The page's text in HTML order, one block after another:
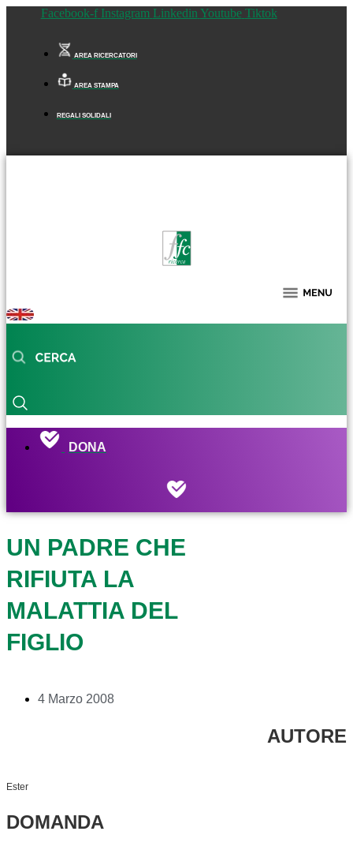
Facebook-f Instagram Linkedin Youtube Tiktok
AREA RICERCATORI
AREA STAMPA
REGALI SOLIDALI
DONA
UN PADRE CHE
RIFIUTA LA
MALATTIA DEL
FIGLIO
4 Marzo 2008
AUTORE
Ester
DOMANDA